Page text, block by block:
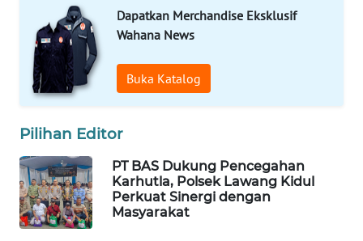
Dapatkan Merchandise Eksklusif
Wahana News
Buka Katalog
Pilihan Editor
PT BAS Dukung Pencegahan
Karhutla, Polsek Lawang Kidul
Perkuat Sinergi dengan
Masyarakat
SIDIKALANG
NEWS
SIBARAGAS
NEWS
METRO
NEWS
METRO
MEDAN